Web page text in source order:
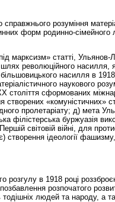
розуміння
форм родинно-сімейного
марксизм» статті, Ульянов-
революційного насилля,
насилля в
наукового
сформованих
«комуністичних»
пролетаріату; д) мета
філістерська буржуазія
світовій війні, для
створення ідеології
розгулу в 1918 році
розпочатого
людей та народу, а